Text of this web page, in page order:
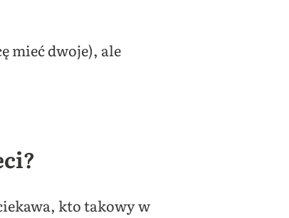
mieć dwoje), ale
kto takowy w